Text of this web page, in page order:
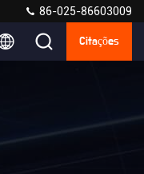
86-025-86603009
Citações